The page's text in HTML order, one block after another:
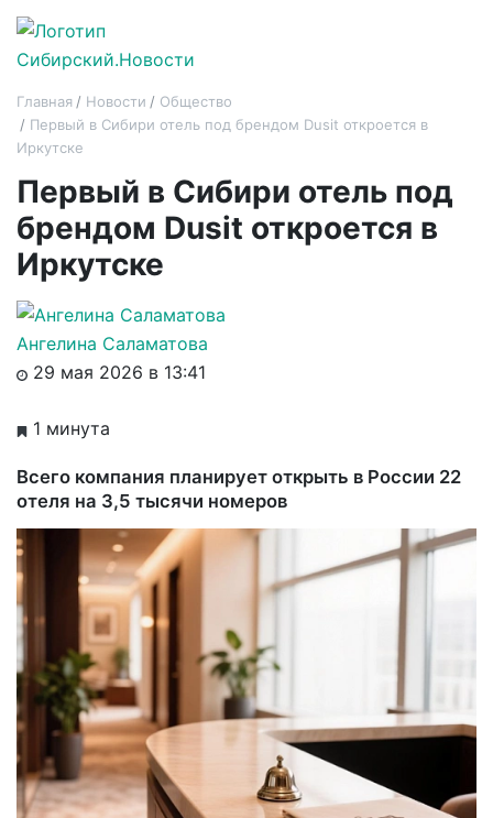
Главная Новости
Общество
Первый в Сибири отель под брендом Dusit откроется в
Иркутске
Первый в Сибири отель под
брендом Dusit откроется в
Иркутске
Ангелина Саламатова
29 мая 2026 в 13:41
1 минута
Всего компания планирует открыть в России 22
отеля на 3,5 тысячи номеров